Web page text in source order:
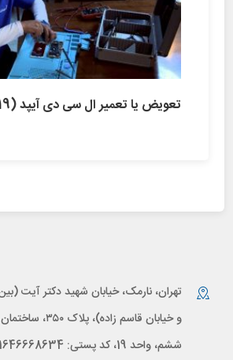
تعویض یا تعمیر ال سی دی آیپد (Mini (2019
تهران، نارمک، خیابان شهید دکتر آیت
و خیابان قاسم زاده)،
ششم، واحد 19، کد پستی: 1646668634